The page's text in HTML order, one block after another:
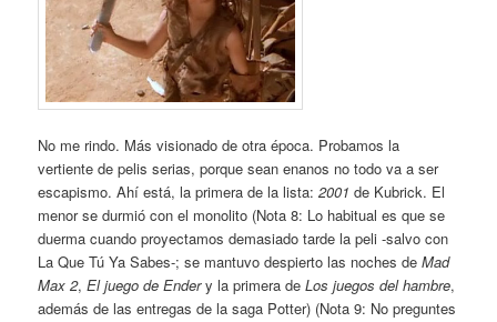
No me rindo. Más visionado de otra época. Probamos la
vertiente de pelis serias, porque sean enanos no todo va a ser
escapismo. Ahí está, la primera de la lista:2001 de Kubrick. El
menor se durmió con el monolito (Nota 8: Lo habitual es que se
duerma cuando proyectamos demasiado tarde la peli -salvo con
La Que Tú Ya Sabes-; se mantuvo despierto las noches deMad
Max 2,El juego de Endery la primera deLos juegos del hambre,
además de las entregas de la saga Potter) (Nota 9: No preguntes